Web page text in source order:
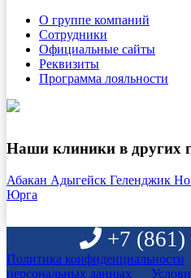
О группе компаний
Сотрудники
Официальные сайты
Реквизиты
Программа лояльности
Наши клиники в других
Абакан Адыгейск Геленджик
Юрга
+7 (861)
Политика конфиденциальности
персональных данных